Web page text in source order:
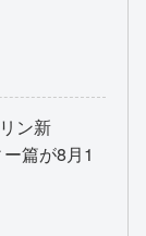
ン新
篇が8月1